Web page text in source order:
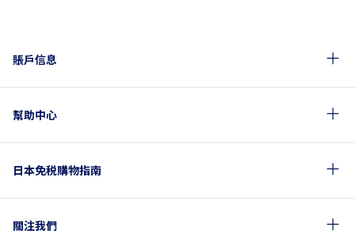
賬戶信息
幫助中心
日本免税購物指南
關注我們